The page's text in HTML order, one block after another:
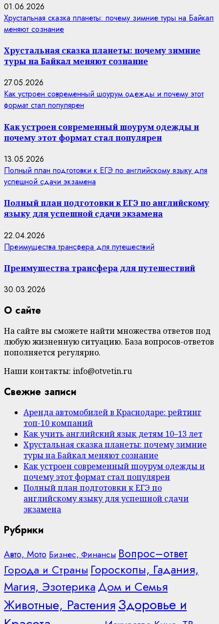
01.06.2026
Хрустальная сказка планеты: почему зимние туры на Байкал
меняют сознание
Хрустальная сказка планеты: почему зимние
туры на Байкал меняют сознание
27.05.2026
Как устроен современный шоурум одежды и почему этот
формат стал популярен
Как устроен современный шоурум одежды и
почему этот формат стал популярен
13.05.2026
Полный план подготовки к ЕГЭ по английскому языку для
успешной сдачи экзамена
Полный план подготовки к ЕГЭ по английскому
языку для успешной сдачи экзамена
22.04.2026
Преимущества трансфера для путешествий
Преимущества трансфера для путешествий
30.03.2026
О сайте
На сайте вы сможете найти множества ответов под
любую жизненную ситуацию. База вопросов-ответов
пополняется регулярно.
Наши контакты: info@otvetin.ru
Свежие записи
Аренда автомобилей в Краснодаре: рейтинг
топ-10 компаний
Как учить английский язык детям 10–13 лет
Хрустальная сказка планеты: почему зимние
туры на Байкал меняют сознание
Как устроен современный шоурум одежды и
почему этот формат стал популярен
Полный план подготовки к ЕГЭ по
английскому языку для успешной сдачи
экзамена
Рубрики
Авто, Мото Бизнес, Финансы Вопрос–ответ
Города и Страны Гороскопы, Гадания,
Магия, Эзотерика Дом и Семья
Животные, Растения Здоровье и